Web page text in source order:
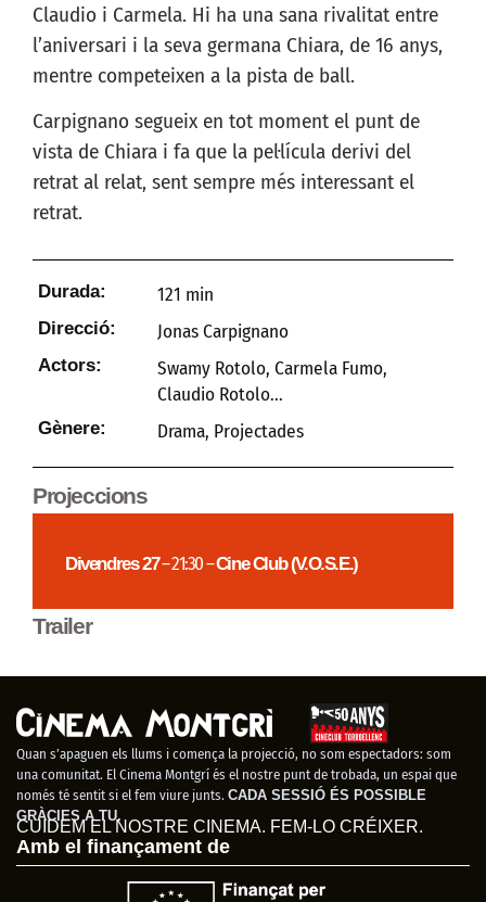
Claudio i Carmela. Hi ha una sana rivalitat entre
l’aniversari i la seva germana Chiara, de 16 anys,
mentre competeixen a la pista de ball.
Carpignano segueix en tot moment el punt de
vista de Chiara i fa que la pel·lícula derivi del
retrat al relat, sent sempre més interessant el
retrat.
Durada: 121 min
Direcció: Jonas Carpignano
Actors:
Swamy Rotolo, Carmela Fumo,
Claudio Rotolo...
Gènere: Drama, Projectades
Projeccions
Divendres 27– 21:30 –Cine Club (V.O.S.E.)
Trailer
Quan s’apaguen els llums i comença la projecció, no som espectadors: som
una comunitat. El Cinema Montgrí és el nostre punt de trobada, un espai que
només té sentit si el fem viure junts. CADA SESSIÓ ÉS POSSIBLE
GRÀCIES A TU.
CUIDEM EL NOSTRE CINEMA. FEM-LO CRÉIXER.
Amb el finançament de